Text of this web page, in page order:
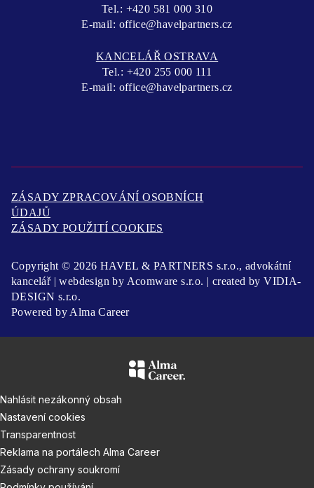
Tel.: +420 581 000 310
E-mail: office@havelpartners.cz
KANCELÁŘ OSTRAVA
Tel.: +420 255 000 111
E-mail: office@havelpartners.cz
ZÁSADY ZPRACOVÁNÍ OSOBNÍCH
ÚDAJŮ
ZÁSADY POUŽITÍ COOKIES
Copyright © 2026 HAVEL & PARTNERS s.r.o., advokátní
kancelář | webdesign by Acomware s.r.o. | created byVIDIA-
DESIGN s.r.o.
Powered by Alma Career
Nahlásit nezákonný obsah
Nastavení cookies
Transparentnost
Reklama na portálech Alma Career
Zásady ochrany soukromí